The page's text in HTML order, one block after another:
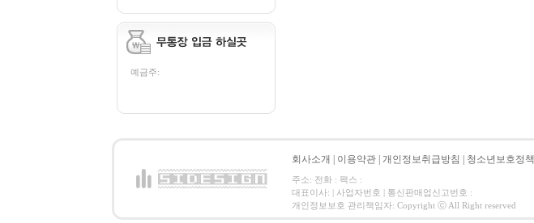
예금주:
회사소개 이용약관 개인정보취급방침 청소년보호정책
주소: 전화 : 팩스 :
대표이사: | 사업자번호 | 통신판매업신고번호 :
개인정보보호 관리책임자: Copyright ⓒ All Right reserved